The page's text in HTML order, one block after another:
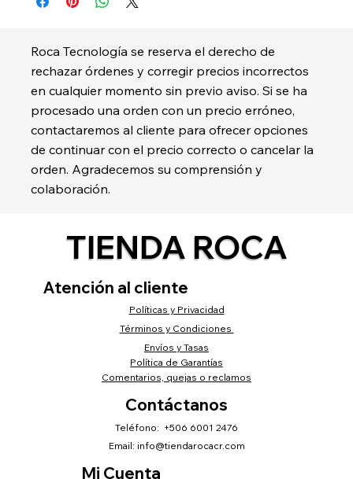
Roca Tecnología se reserva el derecho de
rechazar órdenes y corregir precios incorrectos
en cualquier momento sin previo aviso. Si se ha
procesado una orden con un precio erróneo,
contactaremos al cliente para ofrecer opciones
de continuar con el precio correcto o cancelar la
orden. Agradecemos su comprensión y
colaboración.
TIENDA ROCA
Atención al cliente
Políticas y Privacidad
Términos y Condiciones
Envíos y Tasas
Política de Garantías
Comentarios, quejas o reclamos
Mi Cuenta
Contáctanos
Teléfono: +506 6001 2476
Email: info@tiendarocacr.com